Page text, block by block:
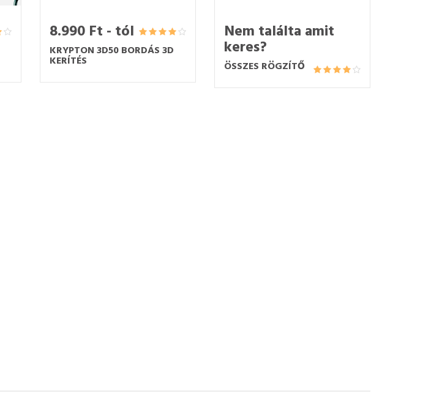
8.990 Ft - tól
KRYPTON 3D50 BORDÁS 3D
KERÍTÉS
Nem találta amit
keres?
ÖSSZES RÖGZÍTŐ